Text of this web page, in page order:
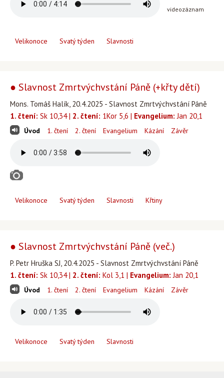
videozáznam
Velikonoce Svatý týden Slavnosti
● Slavnost Zmrtvýchvstání Páně (+křty dětí)
Mons. Tomáš Halík, 20.4.2025 - Slavnost Zmrtvýchvstání Páně
1. čtení: Sk 10,34 | 2. čtení: 1Kor 5,6 | Evangelium: Jan 20,1
Úvod 1. čtení 2. čtení Evangelium Kázání Závěr
Velikonoce Svatý týden Slavnosti Křtiny
● Slavnost Zmrtvýchvstání Páně (več.)
P. Petr Hruška SJ, 20.4.2025 - Slavnost Zmrtvýchvstání Páně
1. čtení: Sk 10,34 | 2. čtení: Kol 3,1 | Evangelium: Jan 20,1
Úvod 1. čtení 2. čtení Evangelium Kázání Závěr
Velikonoce Svatý týden Slavnosti